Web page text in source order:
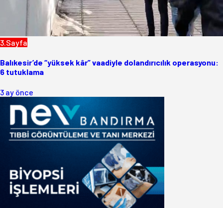
3.Sayfa
Balıkesir’de “yüksek kâr” vaadiyle dolandırıcılık operasyonu:
6 tutuklama
3 ay önce